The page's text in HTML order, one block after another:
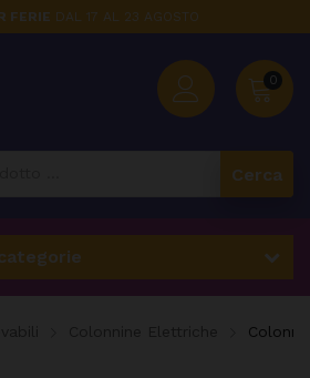
FERIE DAL 17 AL 23 AGOSTO
0
Cerca